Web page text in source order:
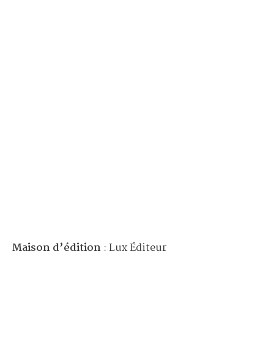
Maison d’édition : Lux Éditeur